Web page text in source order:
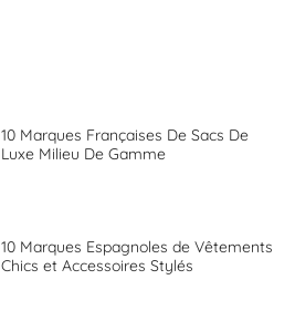
10 Marques Françaises De Sacs De
Luxe Milieu De Gamme
10 Marques Espagnoles de Vêtements
Chics et Accessoires Stylés